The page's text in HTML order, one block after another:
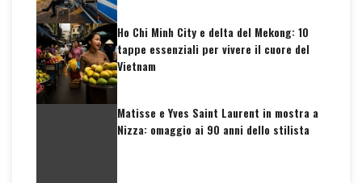
Ho Chi Minh City e delta del Mekong: 10
tappe essenziali per vivere il cuore del
Vietnam
Matisse e Yves Saint Laurent in mostra a
Nizza: omaggio ai 90 anni dello stilista